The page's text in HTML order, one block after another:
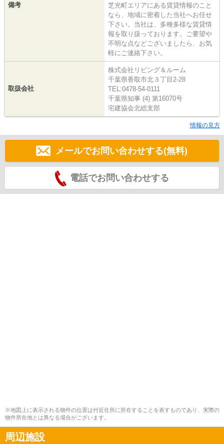
備考
芝光町エリアにある賃貸情報のこと
なら、地域に密着した当社へお任せ
下さい。当社は、多種多様な賃貸情
報を取り扱っております。ご要望や
不明な点などございましたら、お気
軽にご連絡下さい。
取扱会社
株式会社リビング＆ルーム
千葉県香取市北３丁目2-28
TEL:0478-54-0111
千葉県知事 (4) 第16070号
宅建協会北総支部
情報の見方
メールでお問い合わせする(無料)
電話でお問い合わせする
※地図上に表示される物件の位置は付近住所に所在することを表すものであり、実際の
物件所在地とは異なる場合がございます。
周辺施設